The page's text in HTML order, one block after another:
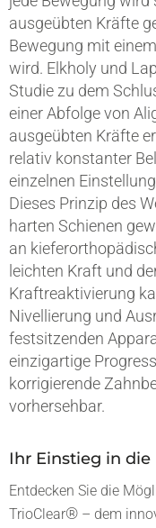
ausgeübten Kräfte
Bewegung mit einem
wird. Elkholy und
Studie zu dem
einer Abfolge von
ausgeübten Kräfte
relativ konstanter
einzelnen Einstel
Dieses Prinzip des
harten Schienen
an
leichten Kraft und
Kraftreaktivierung
Nivellierung und
festsitzenden
einzigartige
korrigierende
vorhersehbar.
Ihr Einstieg in
Entdecken Sie die
TrioClear® – dem